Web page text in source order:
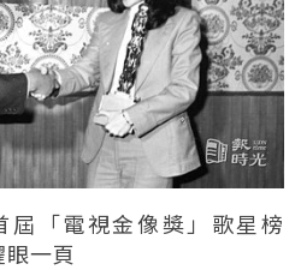
屆「電視金像獎」歌星榜
一頁